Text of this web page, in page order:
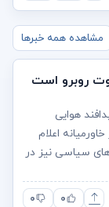
مشاهده همه خبرها
روبرو است
هوایی
اعلام
سیاسی نیز در
۰ ۰